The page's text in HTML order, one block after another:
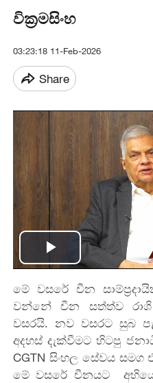
වික්‍රමසිංහ
03:23:18 11-Feb-2026
Share
Play
Video
මේ වසරේ චීන
වන්නේ චීන සත්ත්ව රාශි
වසරයි. නව වසරට සුබ
අදහස් දැක්වීමට හිටපු
CGTN සිංහල සේවය
මේ ව‍සරේ චීනයට